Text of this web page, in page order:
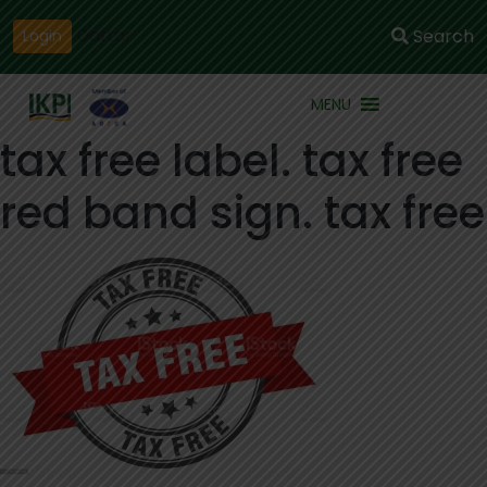
Login Search
MENU
tax free label. tax free
red band sign. tax free